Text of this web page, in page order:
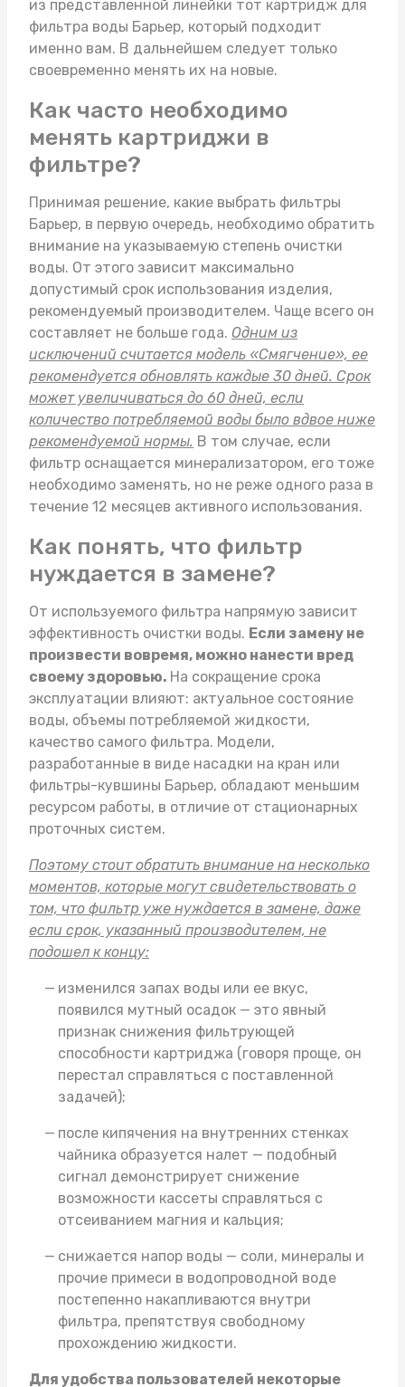
из представленной линейки тот картридж для
фильтра воды Барьер, который подходит
именно вам. В дальнейшем следует только
своевременно менять их на новые.
Как часто необходимо
менять картриджи в
фильтре?
Принимая решение, какие выбрать фильтры
Барьер, в первую очередь, необходимо обратить
внимание на указываемую степень очистки
воды. От этого зависит максимально
допустимый срок использования изделия,
рекомендуемый производителем. Чаще всего он
составляет не больше года. Одним из
исключений считается модель «Смягчение», ее
рекомендуется обновлять каждые 30 дней. Срок
может увеличиваться до 60 дней, если
количество потребляемой воды было вдвое ниже
рекомендуемой нормы. В том случае, если
фильтр оснащается минерализатором, его тоже
необходимо заменять, но не реже одного раза в
течение 12 месяцев активного использования.
Как понять, что фильтр
нуждается в замене?
От используемого фильтра напрямую зависит
эффективность очистки воды. Если замену не
произвести вовремя, можно нанести вред
своему здоровью. На сокращение срока
эксплуатации влияют: актуальное состояние
воды, объемы потребляемой жидкости,
качество самого фильтра. Модели,
разработанные в виде насадки на кран или
фильтры-кувшины Барьер, обладают меньшим
ресурсом работы, в отличие от стационарных
проточных систем.
Поэтому стоит обратить внимание на несколько
моментов, которые могут свидетельствовать о
том, что фильтр уже нуждается в замене, даже
если срок, указанный производителем, не
подошел к концу:
изменился запах воды или ее вкус,
появился мутный осадок — это явный
признак снижения фильтрующей
способности картриджа (говоря проще, он
перестал справляться с поставленной
задачей);
после кипячения на внутренних стенках
чайника образуется налет — подобный
сигнал демонстрирует снижение
возможности кассеты справляться с
отсеиванием магния и кальция;
снижается напор воды — соли, минералы и
прочие примеси в водопроводной воде
постепенно накапливаются внутри
фильтра, препятствуя свободному
прохождению жидкости.
Для удобства пользователей некоторые